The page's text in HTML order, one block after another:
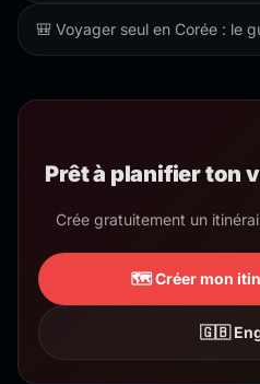
🎒 Voyager seul en Corée : le
Prêt à planifier ton
Crée gratuitement un
🗺️ Créer mon
🇬🇧